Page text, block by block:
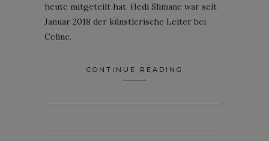
heute mitgeteilt hat. Hedi Slimane war seit
Januar 2018 der künstlerische Leiter bei
Celine.
CONTINUE READING